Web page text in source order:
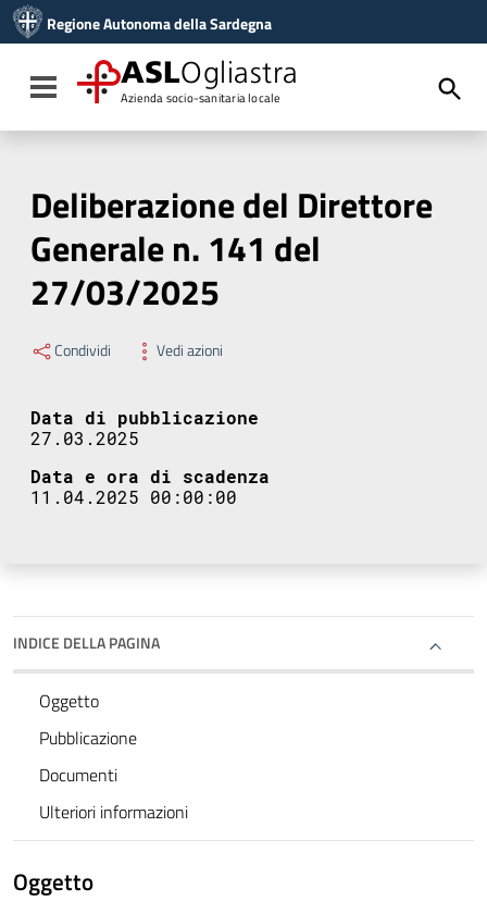
Vai al menu di navigazione
Vai al footer
Regione Autonoma della Sardegna
Toggle navigation
ASLOgliastra
Azienda socio-sanitaria locale
Deliberazione del Direttore
Generale n. 141 del
27/03/2025
Condividi Vedi azioni
Data di pubblicazione
27.03.2025
Data e ora di scadenza
11.04.2025 00:00:00
INDICE DELLA PAGINA
Oggetto
Pubblicazione
Documenti
Ulteriori informazioni
Oggetto